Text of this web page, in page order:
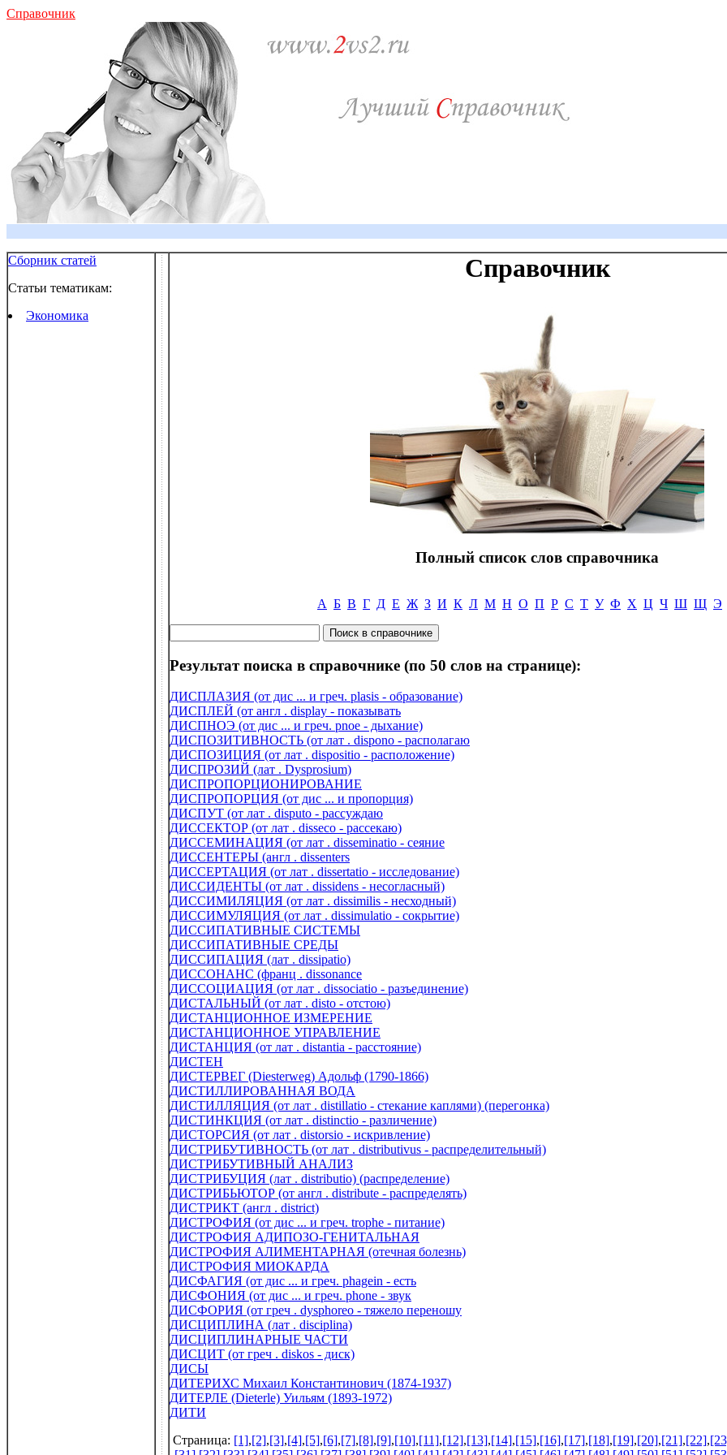
Справочник
Сборник статей
Статьи тематикам:
Экономика
Справочник
Полный список слов справочника
А Б В Г Д Е Ж З И К Л М Н О П Р С Т У Ф Х Ц Ч Ш Щ Э
Результат поиска в справочнике (по 50 слов на странице):
ДИСПЛАЗИЯ (от дис ... и греч. plasis - образование)
ДИСПЛЕЙ (от англ . display - показывать
ДИСПНОЭ (от дис ... и греч. pnoe - дыхание)
ДИСПОЗИТИВНОСТЬ (от лат . dispono - располагаю
ДИСПОЗИЦИЯ (от лат . dispositio - расположение)
ДИСПРОЗИЙ (лат . Dysprosium)
ДИСПРОПОРЦИОНИРОВАНИЕ
ДИСПРОПОРЦИЯ (от дис ... и пропорция)
ДИСПУТ (от лат . disputo - рассуждаю
ДИССЕКТОР (от лат . disseco - рассекаю)
ДИССЕМИНАЦИЯ (от лат . disseminatio - сеяние
ДИССЕНТЕРЫ (англ . dissenters
ДИССЕРТАЦИЯ (от лат . dissertatio - исследование)
ДИССИДЕНТЫ (от лат . dissidens - несогласный)
ДИССИМИЛЯЦИЯ (от лат . dissimilis - несходный)
ДИССИМУЛЯЦИЯ (от лат . dissimulatio - сокрытие)
ДИССИПАТИВНЫЕ СИСТЕМЫ
ДИССИПАТИВНЫЕ СРЕДЫ
ДИССИПАЦИЯ (лат . dissipatio)
ДИССОНАНС (франц . dissonance
ДИССОЦИАЦИЯ (от лат . dissociatio - разъединение)
ДИСТАЛЬНЫЙ (от лат . disto - отстою)
ДИСТАНЦИОННОЕ ИЗМЕРЕНИЕ
ДИСТАНЦИОННОЕ УПРАВЛЕНИЕ
ДИСТАНЦИЯ (от лат . distantia - расстояние)
ДИСТЕН
ДИСТЕРВЕГ (Diesterweg) Адольф (1790-1866)
ДИСТИЛЛИРОВАННАЯ ВОДА
ДИСТИЛЛЯЦИЯ (от лат . distillatio - стекание каплями) (перегонка)
ДИСТИНКЦИЯ (от лат . distinctio - различение)
ДИСТОРСИЯ (от лат . distorsio - искривление)
ДИСТРИБУТИВНОСТЬ (от лат . distributivus - распределительный)
ДИСТРИБУТИВНЫЙ АНАЛИЗ
ДИСТРИБУЦИЯ (лат . distributio) (распределение)
ДИСТРИБЬЮТОР (от англ . distribute - распределять)
ДИСТРИКТ (англ . district)
ДИСТРОФИЯ (от дис ... и греч. trophe - питание)
ДИСТРОФИЯ АДИПОЗО-ГЕНИТАЛЬНАЯ
ДИСТРОФИЯ АЛИМЕНТАРНАЯ (отечная болезнь)
ДИСТРОФИЯ МИОКАРДА
ДИСФАГИЯ (от дис ... и греч. phagein - есть
ДИСФОНИЯ (от дис ... и греч. phone - звук
ДИСФОРИЯ (от греч . dysphoreo - тяжело переношу
ДИСЦИПЛИНА (лат . disciplina)
ДИСЦИПЛИНАРНЫЕ ЧАСТИ
ДИСЦИТ (от греч . diskos - диск)
ДИСЫ
ДИТЕРИХС Михаил Константинович (1874-1937)
ДИТЕРЛЕ (Dieterle) Уильям (1893-1972)
ДИТИ
Страница: [1],[2],[3],[4],[5],[6],[7],[8],[9],[10],[11],[12],[13],[14],[15],[16],[17],[18],[19],[20],[21],[22],